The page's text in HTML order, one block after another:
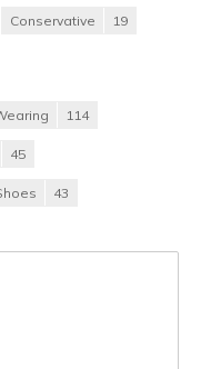
Conservative 19
114
45
43